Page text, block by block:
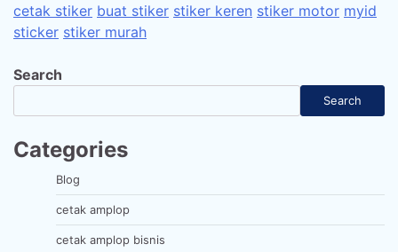
cetak stiker buat stiker stiker keren stiker motor myid
sticker stiker murah
Search
Search
Categories
Blog
cetak amplop
cetak amplop bisnis